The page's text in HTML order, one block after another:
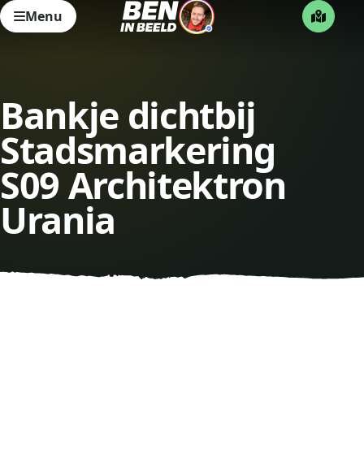
Menu
Bankje dichtbij
Stadsmarkering
S09 Architektron
Urania